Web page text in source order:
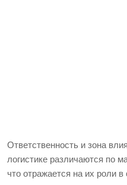
Ответственность и зона
логистике различаются по
что отражается на их роли в